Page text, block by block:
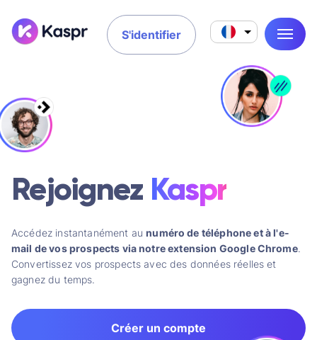
S'identifier
Rejoignez Kaspr
Accédez instantanément au numéro de téléphone et à l'e-
mail de vos prospects via notre extension Google Chrome.
Convertissez vos prospects avec des données réelles et
gagnez du temps.
Créer un compte